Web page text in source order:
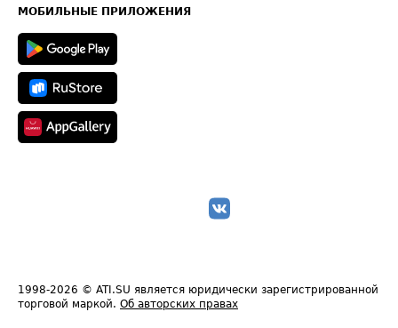
Техническая информация
МОБИЛЬНЫЕ ПРИЛОЖЕНИЯ
1998-2026 © ATI.SU является юридически зарегистрированной
торговой маркой. Об авторских правах